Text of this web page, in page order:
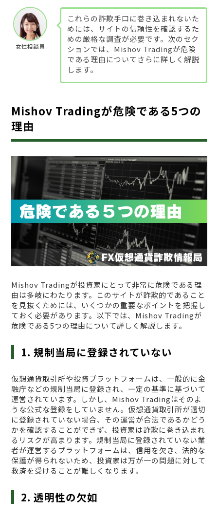
女性相談員
これらの詐欺手口に巻き込まれないた
めには、サイトの信頼性を確認するた
めの厳格な調査が必要です。次のセク
ションでは、Mishov Tradingが危険
である理由についてさらに詳しく解説
します。
Mishov Tradingが危険である5つの
理由
Mishov Tradingが投資家にとって非常に危険である理
由は多岐にわたります。このサイトが詐欺的であること
を見抜くためには、いくつかの重要なポイントを把握し
ておく必要があります。以下では、Mishov Tradingが
危険である5つの理由について詳しく解説します。
1. 規制当局に登録されていない
仮想通貨取引所や投資プラットフォームは、一般的に金
融庁などの規制当局に登録され、一定の基準に基づいて
運営されています。しかし、Mishov Tradingはそのよ
うな公式な登録をしていません。仮想通貨取引所が適切
に登録されていない場合、その運営が合法であるかどう
かを確認することができず、投資家は詐欺に巻き込まれ
るリスクが高まります。規制当局に登録されていない業
者が運営するプラットフォームは、信用を欠き、法的な
保護が得られないため、投資家は万が一の問題に対して
救済を受けることが難しくなります。
2. 透明性の欠如